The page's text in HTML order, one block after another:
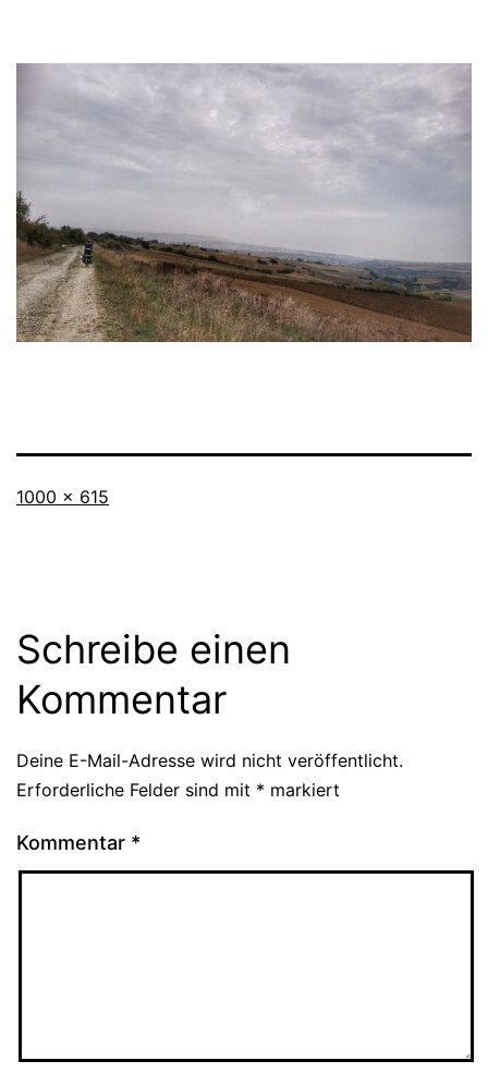
Originalgröße
1000 × 615
Schreibe einen
Kommentar
Deine E-Mail-Adresse wird nicht veröffentlicht.
Erforderliche Felder sind mit * markiert
Kommentar *